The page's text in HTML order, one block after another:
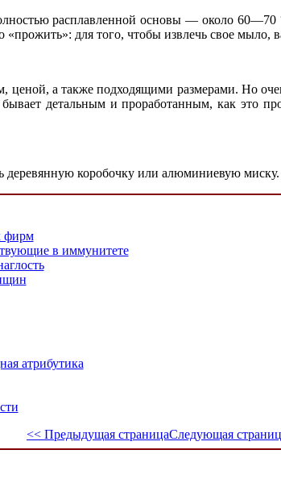
расплавленной основы — около
для того, чтобы извлечь свое мыло,
ценой, а также подходящими размерами. Но
детальным и проработанным, как это
деревянную коробочку или алюминиевую миску.
фирм
в иммунитете
атрибутика
<< Предыдущая страницаСледующая